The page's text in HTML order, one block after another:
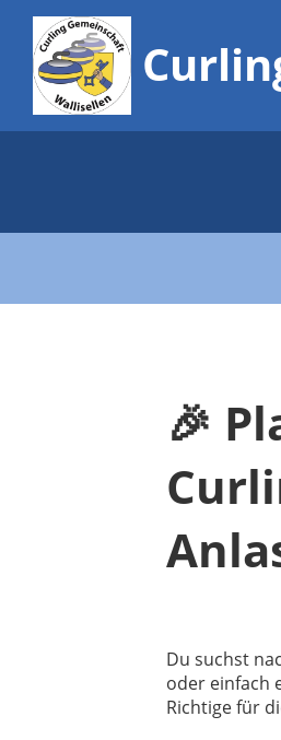
🎉
Du suchst
oder einfach
Richtige für